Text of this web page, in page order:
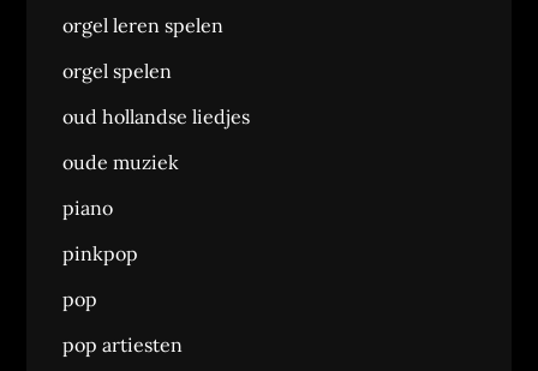
orgel leren spelen
orgel spelen
oud hollandse liedjes
oude muziek
piano
pinkpop
pop
pop artiesten